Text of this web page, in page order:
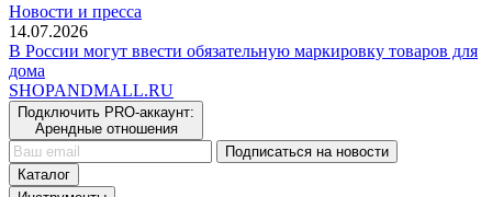
Новости и пресса
14.07.2026
В России могут ввести обязательную маркировку товаров для
дома
SHOPANDMALL.RU
Подключить PRO-аккаунт:
Арендные отношения
Подписаться на новости
Каталог